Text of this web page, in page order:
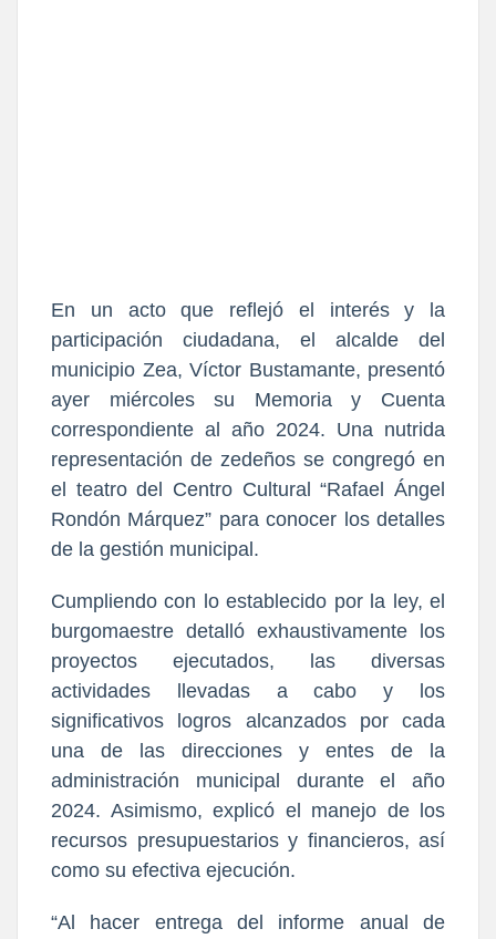
En un acto que reflejó el interés y la
participación ciudadana, el alcalde del
municipio Zea, Víctor Bustamante, presentó
ayer miércoles su Memoria y Cuenta
correspondiente al año 2024. Una nutrida
representación de zedeños se congregó en
el teatro del Centro Cultural “Rafael Ángel
Rondón Márquez” para conocer los detalles
de la gestión municipal.
Cumpliendo con lo establecido por la ley, el
burgomaestre detalló exhaustivamente los
proyectos ejecutados, las diversas
actividades llevadas a cabo y los
significativos logros alcanzados por cada
una de las direcciones y entes de la
administración municipal durante el año
2024. Asimismo, explicó el manejo de los
recursos presupuestarios y financieros, así
como su efectiva ejecución.
“Al hacer entrega del informe anual de